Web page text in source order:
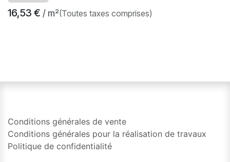
16,53 € / m²(Toutes taxes comprises)
Conditions générales de vente
Conditions générales pour la réalisation de travaux
Politique de confidentialité